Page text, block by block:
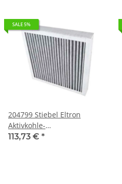
SALE 5%
204799 Stiebel Eltron
Aktivkohle-
Ersatzfilterkassette für die
113,73 € *